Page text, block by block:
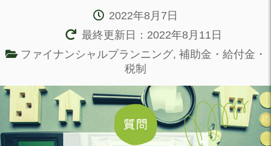
2022年8月7日
最終更新日：2022年8月11日
ファイナンシャルプランニング, 補助金・給付金・
税制